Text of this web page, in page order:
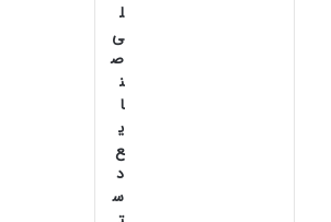
ل
ی
ص
ن
ا
ی
ع‌
د
س